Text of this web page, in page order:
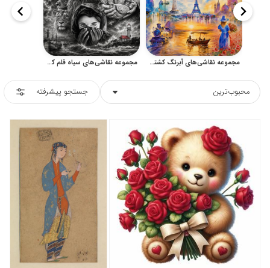
مجموعه نقاشی‌های آبرنگ کشتی، دریا و مناظر شهری اثر فرخ محمدی مجموعه نقاشی‌های سیاه قلم کاپیتان فرخ محمدی با سوژه‌های متنوع هنری
محبوب‌ترین جستجو پیشرفته
کسب درآمد از فروش تصاویر
021 28428845
تماس با ما
بلاگ پارس استاک